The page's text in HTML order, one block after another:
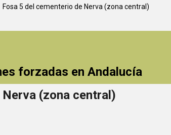
Fosa 5 del cementerio de Nerva (zona central)
forzadas en Andalucía
(zona central)